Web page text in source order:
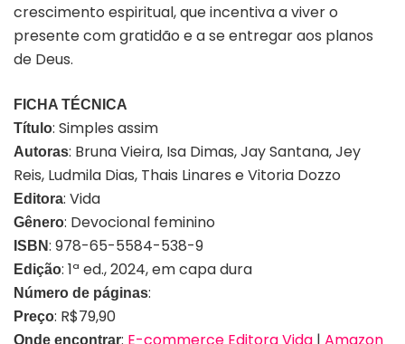
crescimento espiritual, que incentiva a viver o
presente com gratidão e a se entregar aos planos
de Deus.
FICHA TÉCNICA
Título: Simples assim
Autoras: Bruna Vieira, Isa Dimas, Jay Santana, Jey
Reis, Ludmila Dias, Thais Linares e Vitoria Dozzo
Editora: Vida
Gênero: Devocional feminino
ISBN: 978-65-5584-538-9
Edição: 1ª ed., 2024, em capa dura
Número de páginas:
Preço: R$79,90
Onde encontrar: E-commerce Editora Vida | Amazon